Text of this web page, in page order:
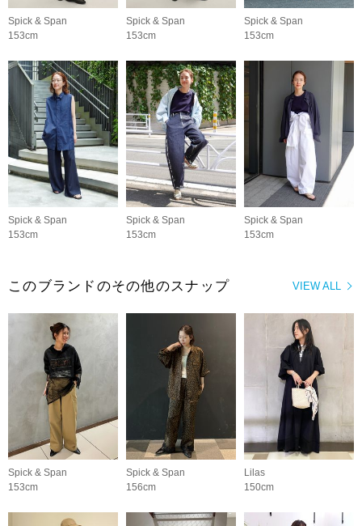
Spick & Span
153cm
Spick & Span
153cm
Spick & Span
153cm
Spick & Span
153cm
Spick & Span
153cm
Spick & Span
153cm
VIEW ALL
このブランドのその他のスナップ
Spick & Span
153cm
Spick & Span
156cm
Lilas
150cm